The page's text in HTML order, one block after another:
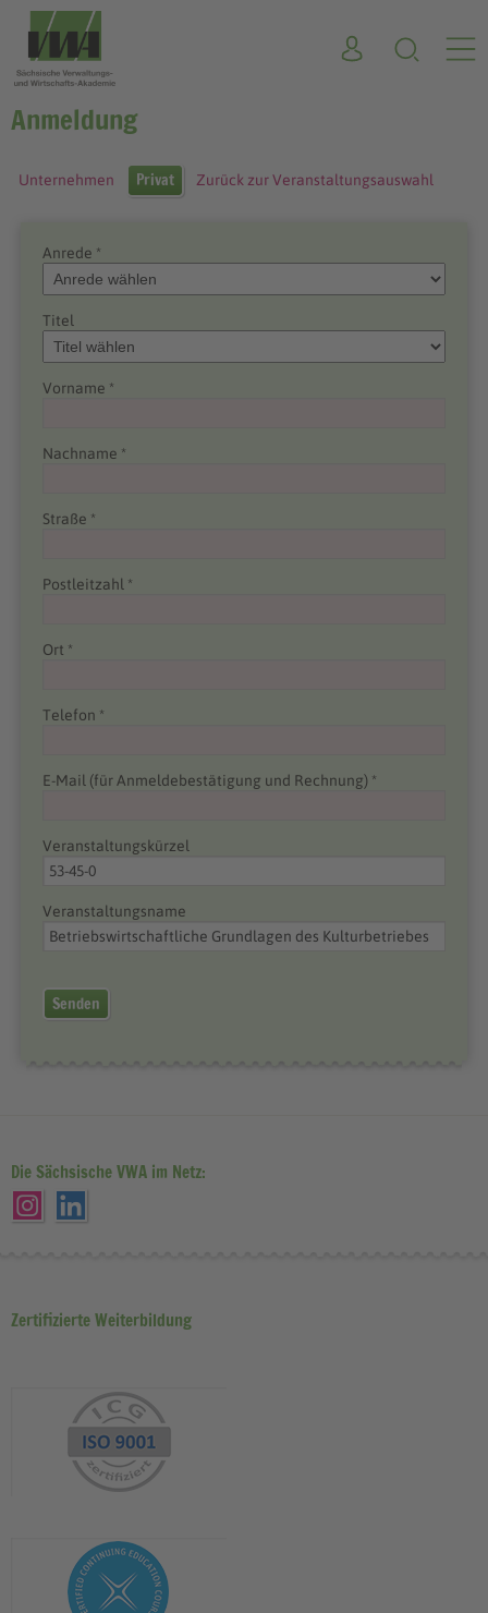
Anmeldung
Unternehmen Privat Zurück zur Veranstaltungsauswahl
Anrede *
Titel
Vorname *
Nachname *
Straße *
Postleitzahl *
Ort *
Telefon *
E-Mail (für Anmeldebestätigung und Rechnung) *
Veranstaltungskürzel
Veranstaltungsname
Senden
Die Sächsische VWA im Netz:
Zertifizierte Weiterbildung